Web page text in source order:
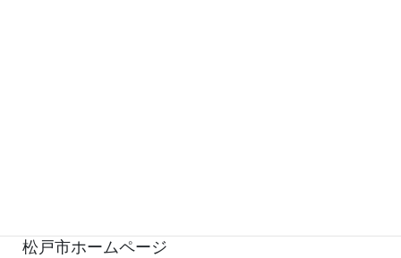
松戸市ホームページ